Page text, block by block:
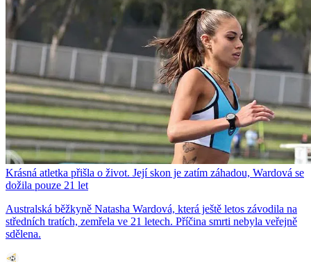
Krásná atletka přišla o život. Její skon je zatím záhadou, Wardová se
dožila pouze 21 let
Australská běžkyně Natasha Wardová, která ještě letos závodila na
středních tratích, zemřela ve 21 letech. Příčina smrti nebyla veřejně
sdělena.